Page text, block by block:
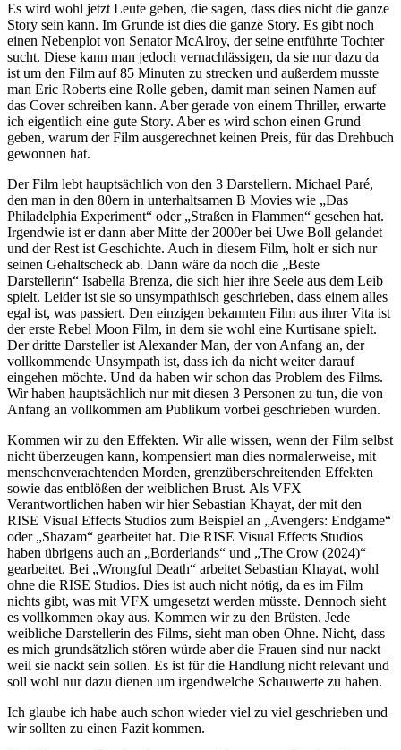
Es wird wohl jetzt Leute geben, die sagen, dass dies nicht die ganze
Story sein kann. Im Grunde ist dies die ganze Story. Es gibt noch
einen Nebenplot von Senator McAlroy, der seine entführte Tochter
sucht. Diese kann man jedoch vernachlässigen, da sie nur dazu da
ist um den Film auf 85 Minuten zu strecken und außerdem musste
man Eric Roberts eine Rolle geben, damit man seinen Namen auf
das Cover schreiben kann. Aber gerade von einem Thriller, erwarte
ich eigentlich eine gute Story. Aber es wird schon einen Grund
geben, warum der Film ausgerechnet keinen Preis, für das Drehbuch
gewonnen hat.
Der Film lebt hauptsächlich von den 3 Darstellern. Michael Paré,
den man in den 80ern in unterhaltsamen B Movies wie „Das
Philadelphia Experiment“ oder „Straßen in Flammen“ gesehen hat.
Irgendwie ist er dann aber Mitte der 2000er bei Uwe Boll gelandet
und der Rest ist Geschichte. Auch in diesem Film, holt er sich nur
seinen Gehaltscheck ab. Dann wäre da noch die „Beste
Darstellerin“ Isabella Brenza, die sich hier ihre Seele aus dem Leib
spielt. Leider ist sie so unsympathisch geschrieben, dass einem alles
egal ist, was passiert. Den einzigen bekannten Film aus ihrer Vita ist
der erste Rebel Moon Film, in dem sie wohl eine Kurtisane spielt.
Der dritte Darsteller ist Alexander Man, der von Anfang an, der
vollkommende Unsympath ist, dass ich da nicht weiter darauf
eingehen möchte. Und da haben wir schon das Problem des Films.
Wir haben hauptsächlich nur mit diesen 3 Personen zu tun, die von
Anfang an vollkommen am Publikum vorbei geschrieben wurden.
Kommen wir zu den Effekten. Wir alle wissen, wenn der Film selbst
nicht überzeugen kann, kompensiert man dies normalerweise, mit
menschenverachtenden Morden, grenzüberschreitenden Effekten
sowie das entblößen der weiblichen Brust. Als VFX
Verantwortlichen haben wir hier Sebastian Khayat, der mit den
RISE Visual Effects Studios zum Beispiel an „Avengers: Endgame“
oder „Shazam“ gearbeitet hat. Die RISE Visual Effects Studios
haben übrigens auch an „Borderlands“ und „The Crow (2024)“
gearbeitet. Bei „Wrongful Death“ arbeitet Sebastian Khayat, wohl
ohne die RISE Studios. Dies ist auch nicht nötig, da es im Film
nichts gibt, was mit VFX umgesetzt werden müsste. Dennoch sieht
es vollkommen okay aus. Kommen wir zu den Brüsten. Jede
weibliche Darstellerin des Films, sieht man oben Ohne. Nicht, dass
es mich grundsätzlich stören würde aber die Frauen sind nur nackt
weil sie nackt sein sollen. Es ist für die Handlung nicht relevant und
soll wohl nur dazu dienen um irgendwelche Schauwerte zu haben.
Ich glaube ich habe auch schon wieder viel zu viel geschrieben und
wir sollten zu einen Fazit kommen.